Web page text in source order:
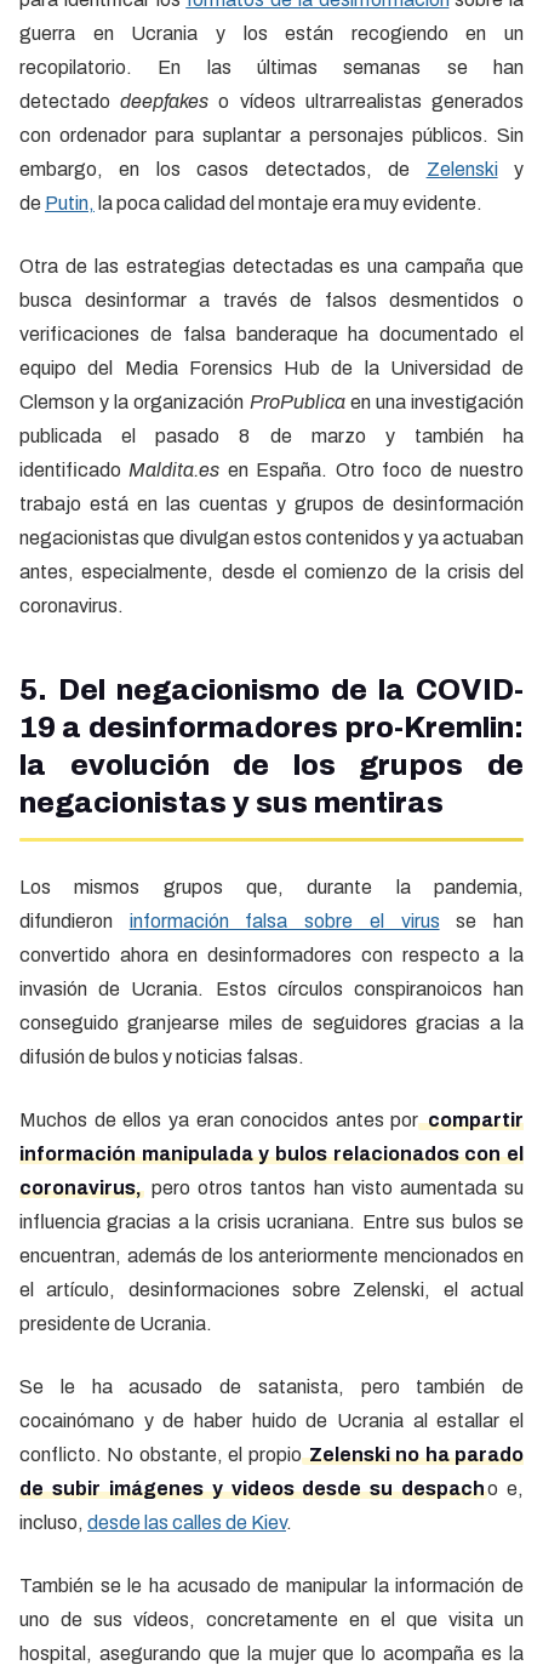
guerra en Ucrania y los están recogiendo en un
recopilatorio. En las últimas semanas se han
detectado deepfakeso vídeos ultrarrealistas generados
con ordenador para suplantar a personajes públicos. Sin
embargo, en los casos detectados, de Zelenskiy
de Putin, la poca calidad del montaje era muy evidente.
Otra de las estrategias detectadas es una campaña que
busca desinformar a través de falsos desmentidos o
verificaciones de falsa banderaque ha documentado el
equipo del Media Forensics Hub de la Universidad de
Clemson y la organización ProPublicaen una investigación
publicada el pasado 8 de marzo y también ha
identificado Maldita.es en España. Otro foco de nuestro
trabajo está en las cuentas y grupos de desinformación
negacionistas que divulgan estos contenidos y ya actuaban
antes, especialmente, desde el comienzo de la crisis del
coronavirus.
5. Del negacionismo de la COVID-
19 a desinformadores pro-Kremlin:
la evolución de los grupos de
negacionistas y sus mentiras
Los mismos grupos que, durante la pandemia,
difundieron información falsa sobre el virus se han
convertido ahora en desinformadores con respecto a la
invasión de Ucrania. Estos círculos conspiranoicos han
conseguido granjearse miles de seguidores gracias a la
difusión de bulos y noticias falsas.
Muchos de ellos ya eran conocidos antes porcompartir
información manipulada y bulos relacionados con el
coronavirus, pero otros tantos han visto aumentada su
influencia gracias a la crisis ucraniana. Entre sus bulos se
encuentran, además de los anteriormente mencionados en
el artículo, desinformaciones sobre Zelenski, el actual
presidente de Ucrania.
Se le ha acusado de satanista, pero también de
cocainómano y de haber huido de Ucrania al estallar el
conflicto. No obstante, el propioZelenski no ha parado
de subir imágenes y videos desde su despacho e,
incluso, desde las calles de Kiev.
También se le ha acusado de manipular la información de
uno de sus vídeos, concretamente en el que visita un
hospital, asegurando que la mujer que lo acompaña es la